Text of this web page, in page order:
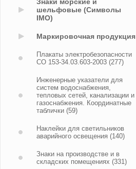
шельфовые (Символы
IMO)
Маркировочная продукция
Плакаты электробезопасности
СО 153-34.03.603-2003 (277)
Инженерные указатели для
систем водоснабжения,
тепловых сетей, канализации и
газоснабжения. Координатные
таблички (59)
Наклейки для светильников
аварийного освещения (140)
Знаки на производстве и в
складских помещениях (331)